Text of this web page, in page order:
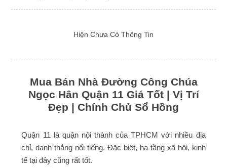
Hiện Chưa Có Thông Tin
Mua Bán Nhà Đường Công Chúa
Ngọc Hân Quận 11 Giá Tốt | Vị Trí
Đẹp | Chính Chủ Sổ Hồng
Quận 11 là quận nội thành của TPHCM với nhiều địa
chỉ, danh thắng nổi tiếng. Đặc biệt, hạ tầng xã hội, kinh
tế tại đây cũng rất tốt.